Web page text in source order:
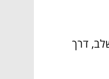
דרך